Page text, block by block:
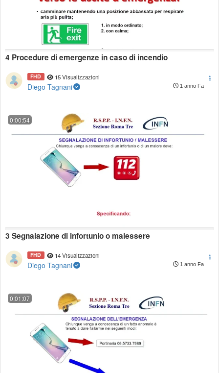
4 Procedure di emergenze in caso di incendio
FHD 15 Visualizzazioni
Diego Tagnani 1 anno Fa
0:00:54
3 Segnalazione di infortunio o malessere
FHD 14 Visualizzazioni
Diego Tagnani 1 anno Fa
0:01:07